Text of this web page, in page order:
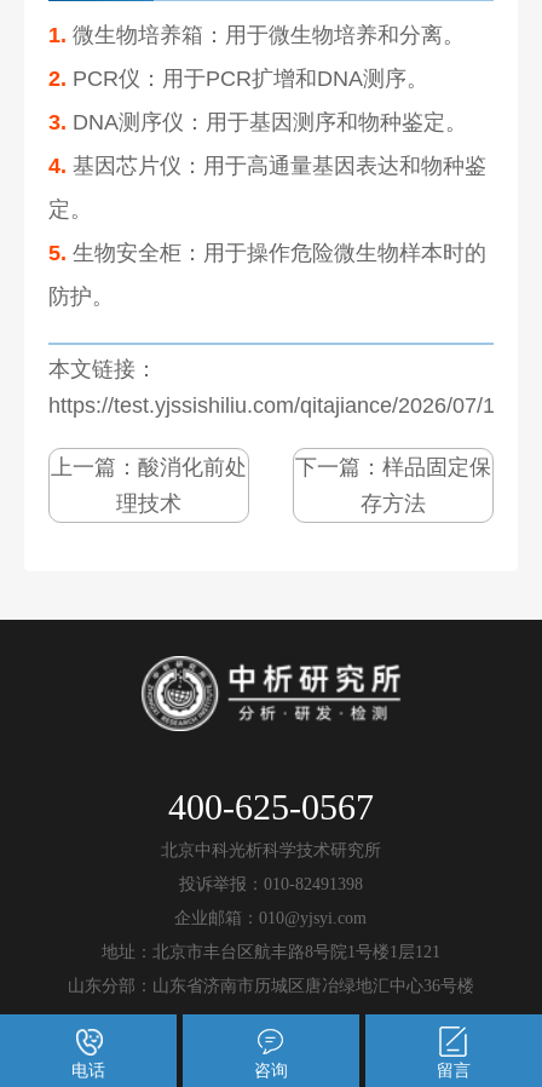
电话 咨询 留言
1. 微生物培养箱：用于微生物培养和分离。
2. PCR仪：用于PCR扩增和DNA测序。
3. DNA测序仪：用于基因测序和物种鉴定。
4. 基因芯片仪：用于高通量基因表达和物种鉴
定。
5. 生物安全柜：用于操作危险微生物样本时的
防护。
本文链接：
https://test.yjssishiliu.com/qitajiance/2026/07/
上一篇： 酸消化前处
理技术
下一篇：样品固定保
存方法
400-625-0567
北京中科光析科学技术研究所
投诉举报：010-82491398
企业邮箱：010@yjsyi.com
地址：北京市丰台区航丰路8号院1号楼1层121
山东分部：山东省济南市历城区唐冶绿地汇中心36号楼